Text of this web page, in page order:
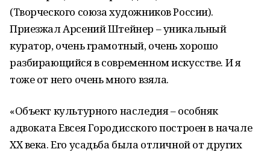
(Творческого союза художников России).
Приезжал Арсений Штейнер – уникальный
куратор, очень грамотный, очень хорошо
разбирающийся в современном искусстве. И я
тоже от него очень много взяла.
«Объект культурного наследия – особняк
адвоката Евсея Городисского построен в начале
XX века. Его усадьба была отличной от других